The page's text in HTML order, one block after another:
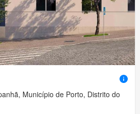
Município de Porto, Distrito do